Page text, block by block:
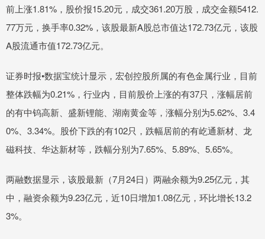
前上涨1.81%，股价报15.20元，成交361.20万股，成交金额5412.
77万元，换手率0.32%，该股最新A股总市值达172.73亿元，该股
A股流通市值172.73亿元。
证券时报•数据宝统计显示，宏创控股所属的有色金属行业，目前
整体跌幅为0.21%，行业内，目前股价上涨的有37只，涨幅居前
的有中钨高新、盛新锂能、湖南黄金等，涨幅分别为5.62%、3.4
0%、3.34%。股价下跌的有102只，跌幅居前的有屹通新材、龙
磁科技、华达新材等，跌幅分别为7.65%、5.89%、5.65%。
两融数据显示，该股最新（7月24日）两融余额为9.25亿元，其
中，融资余额为9.23亿元，近10日增加1.08亿元，环比增长13.2
3%。